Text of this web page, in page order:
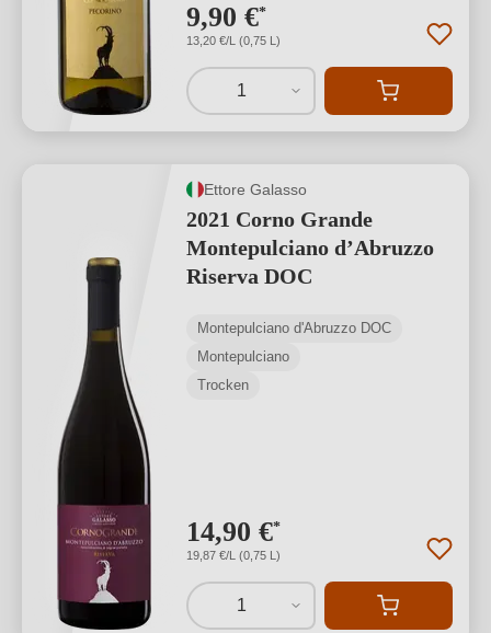
9,90 €*
13,20 €/L (0,75 L)
1
Ettore Galasso
2021 Corno Grande
Montepulciano d’Abruzzo
Riserva DOC
Montepulciano d'Abruzzo DOC
Montepulciano
Trocken
14,90 €*
19,87 €/L (0,75 L)
1